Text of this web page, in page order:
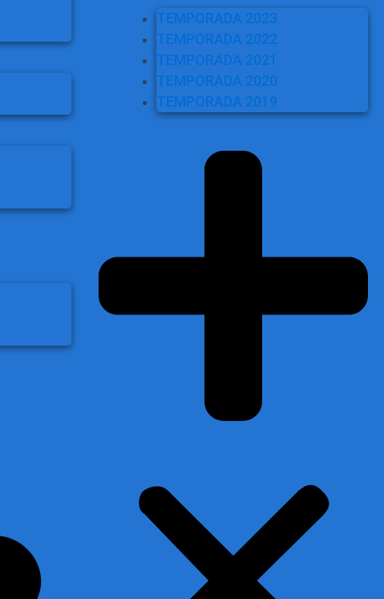
TEMPORADA 2023
TEMPORADA 2022
TEMPORADA 2021
TEMPORADA 2020
TEMPORADA 2019